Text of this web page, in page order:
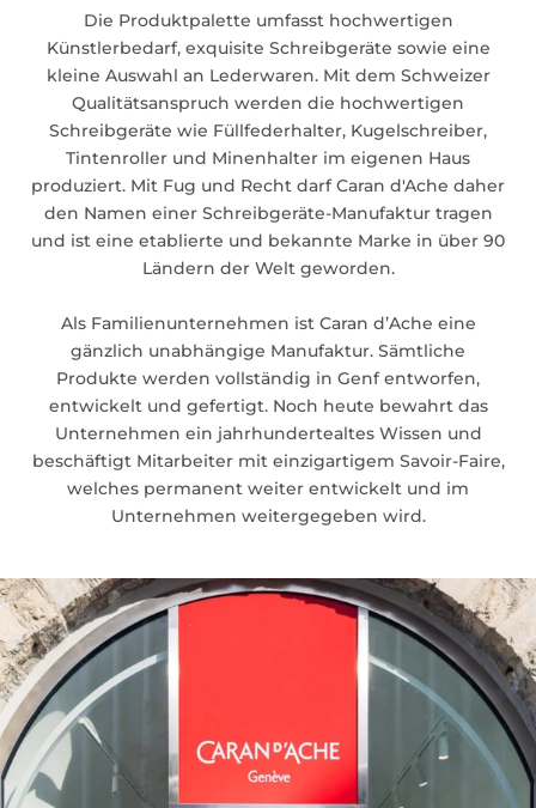
Die Produktpalette umfasst hochwertigen
Künstlerbedarf, exquisite Schreibgeräte sowie eine
kleine Auswahl an Lederwaren. Mit dem Schweizer
Qualitätsanspruch werden die hochwertigen
Schreibgeräte wie Füllfederhalter, Kugelschreiber,
Tintenroller und Minenhalter im eigenen Haus
produziert. Mit Fug und Recht darf Caran d'Ache daher
den Namen einer Schreibgeräte-Manufaktur tragen
und ist eine etablierte und bekannte Marke in über 90
Ländern der Welt geworden.
Als Familienunternehmen ist Caran d’Ache eine
gänzlich unabhängige Manufaktur. Sämtliche
Produkte werden vollständig in Genf entworfen,
entwickelt und gefertigt. Noch heute bewahrt das
Unternehmen ein jahrhundertealtes Wissen und
beschäftigt Mitarbeiter mit einzigartigem Savoir-Faire,
welches permanent weiter entwickelt und im
Unternehmen weitergegeben wird.